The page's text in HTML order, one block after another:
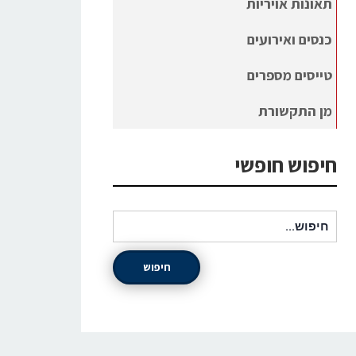
כנסים ואירועים
טייסים מספרים
מן התקשורת
חיפוש חופשי
חיפוש